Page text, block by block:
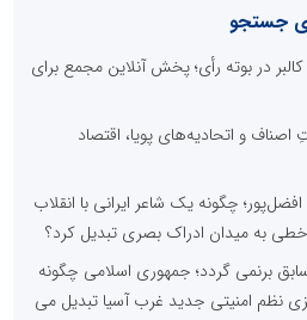
رسانی روابط عمومی های نوین کدام
رسان ها
هدف
بستر اینترنت
رسانه ها